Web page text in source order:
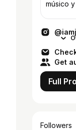
músico
Get
Full
Followers